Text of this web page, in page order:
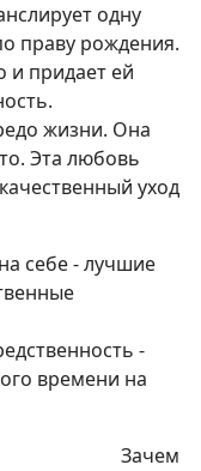
одну
праву рождения.
и придает ей
жизни. Она
Эта любовь
уход
себе - лучшие
-
времени на
Зачем